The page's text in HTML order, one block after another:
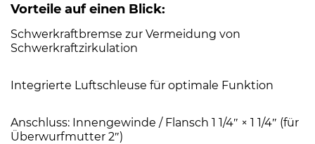
Vorteile auf einen Blick:
Schwerkraftbremse zur Vermeidung von
Schwerkraftzirkulation
Integrierte Luftschleuse für optimale Funktion
Anschluss: Innengewinde / Flansch 1 1/4″ × 1 1/4″ (für
Überwurfmutter 2″)